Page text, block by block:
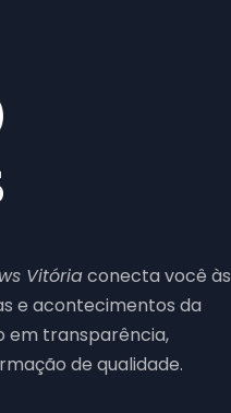
Vitóriaconecta você às
e acontecimentos da
em transparência,
de qualidade.